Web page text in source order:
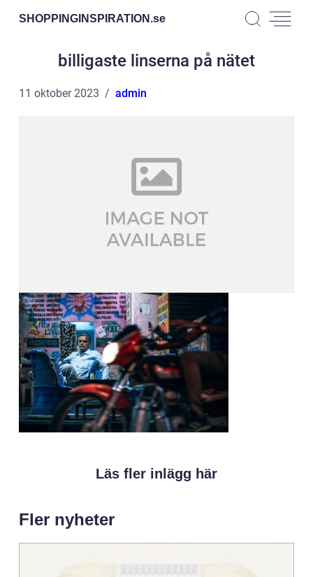
SHOPPINGINSPIRATION.se
billigaste linserna på nätet
11 oktober 2023 admin
Läs fler inlägg här
Fler nyheter